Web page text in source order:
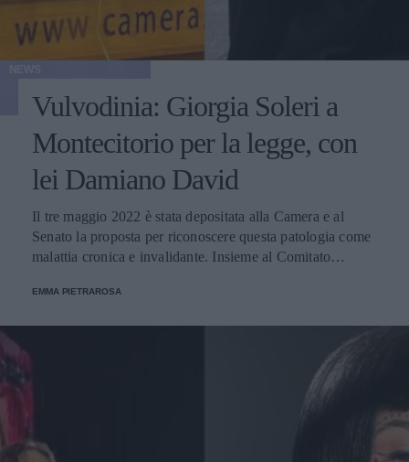
Vulvodinia: Giorgia Soleri a
Montecitorio per la legge, con
lei Damiano David
Il tre maggio 2022 è stata depositata alla Camera e al
Senato la proposta per riconoscere questa patologia come
malattia cronica e invalidante. Insieme al Comitato
man dei Måneskin: "Sono qui come alleato, quello che
EMMA PIETRAROSA